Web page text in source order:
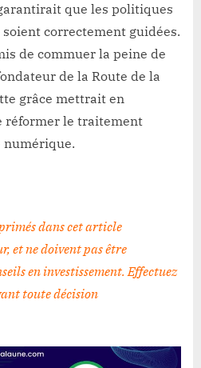
que les politiques
correctement guidées.
de commuer la peine de
de la Route de la
grâce mettrait en
réformer le traitement
dans cet article
et ne doivent pas être
en investissement. Effectuez
toute décision